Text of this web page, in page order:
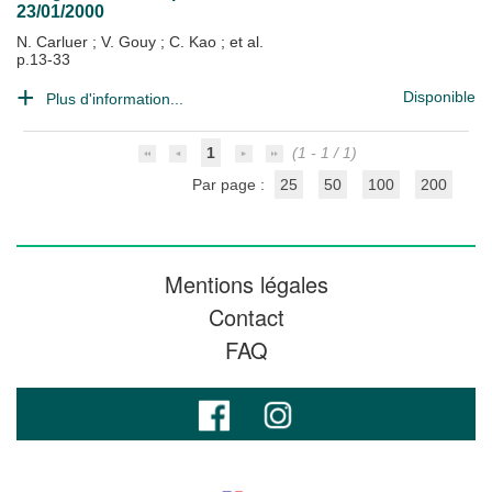
23/01/2000
N. Carluer ; V. Gouy ; C. Kao ; et al.
p.13-33
Plus d'information... Disponible
1
(1 - 1 / 1)
Par page :
25 50 100 200
Mentions légales
Contact
FAQ